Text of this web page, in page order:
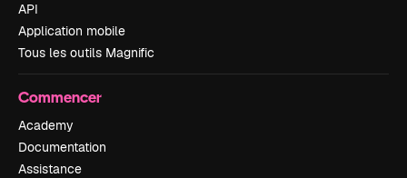
API
Application mobile
Tous les outils Magnific
Commencer
Academy
Documentation
Assistance